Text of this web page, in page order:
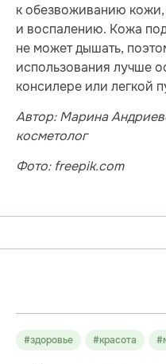
к обезвоживанию кожи,
и воспалению. Кожа
не может дышать,
использования лучше
консилере или легкой
Автор:Марина
косметолог
Фото: freepik.com
#здоровье #красота